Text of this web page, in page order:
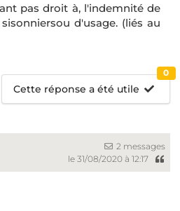
pas droit à, l'indemnité de
d'usage. (liés au
Cette réponse a été utile
0
2 messages
le 31/08/2020 à 12:17